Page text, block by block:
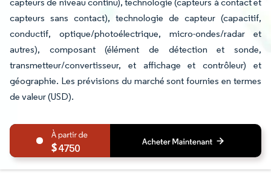
capteurs sans contact), technologie de capteur (capacitif,
conductif, optique/photoélectrique, micro-ondes/radar et
autres), composant (élément de détection et sonde,
transmetteur/convertisseur, et affichage et contrôleur) et
géographie. Les prévisions du marché sont fournies en termes
de valeur (USD).
4750